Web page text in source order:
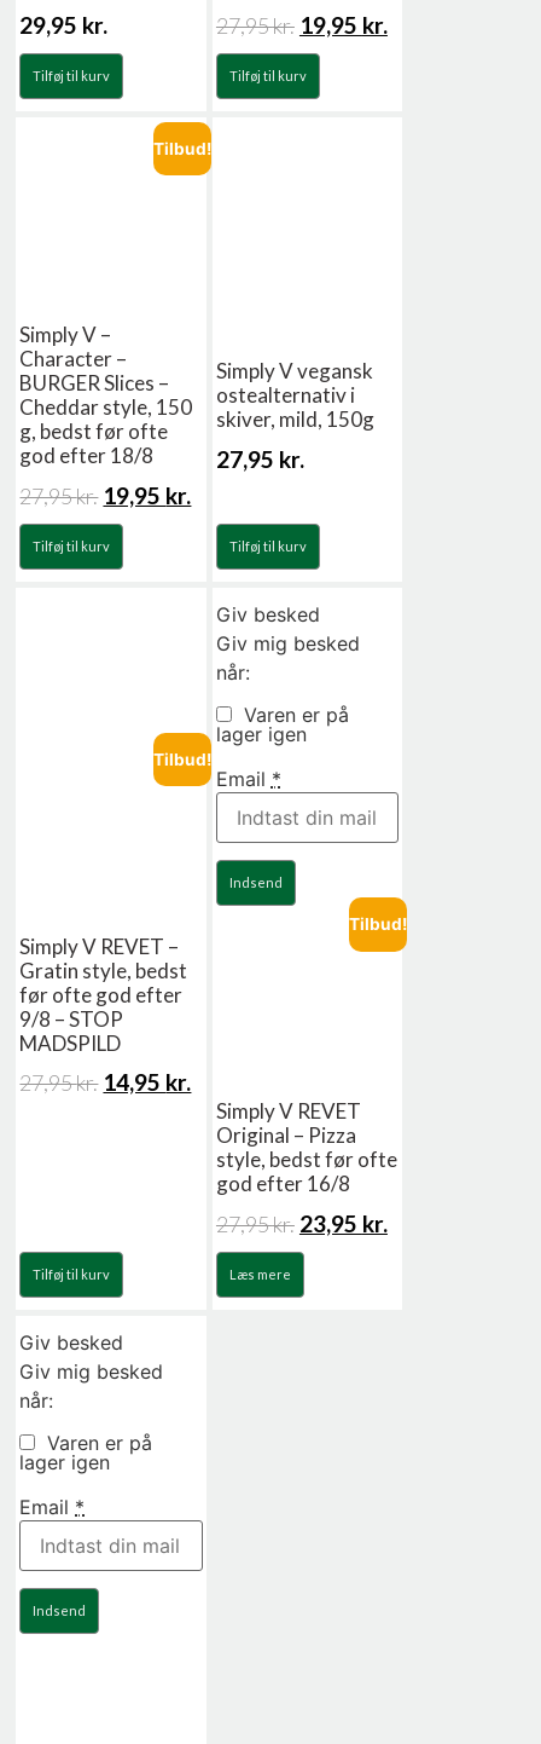
29,95 kr.
Tilføj til kurv
27,95kr. 19,95 kr.
Tilføj til kurv
Tilbud!
Simply V –
Character –
BURGER Slices –
Cheddar style, 150
g, bedst før ofte
god efter 18/8
27,95kr. 19,95 kr.
Tilføj til kurv
Simply V vegansk
ostealternativ i
skiver, mild, 150g
27,95 kr.
Tilføj til kurv
Tilbud!
Simply V REVET –
Gratin style, bedst
før ofte god efter
9/8 – STOP
MADSPILD
27,95kr. 14,95 kr.
Tilføj til kurv
Giv besked
Giv mig besked
når:
Varen er på
lager igen
Email *
Indsend
Tilbud!
Simply V REVET
Original – Pizza
style, bedst før ofte
god efter 16/8
27,95kr. 23,95 kr.
Læs mere
Giv besked
Giv mig besked
når:
Varen er på
lager igen
Email *
Indsend